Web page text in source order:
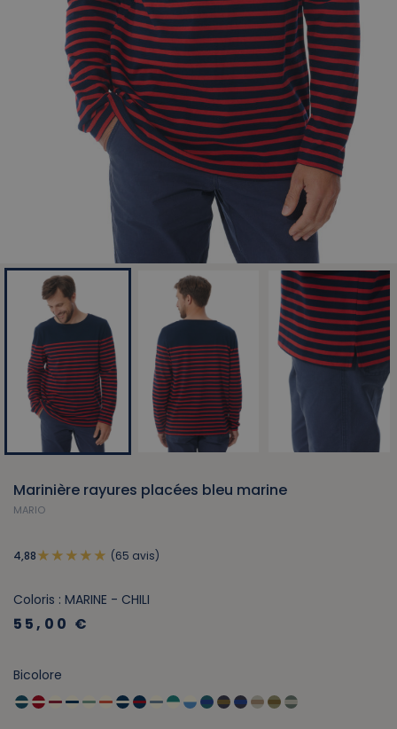
Marinière rayures placées bleu marine
MARIO
4,88 (65 avis)
Coloris : MARINE - CHILI
55,00 €
Bicolore